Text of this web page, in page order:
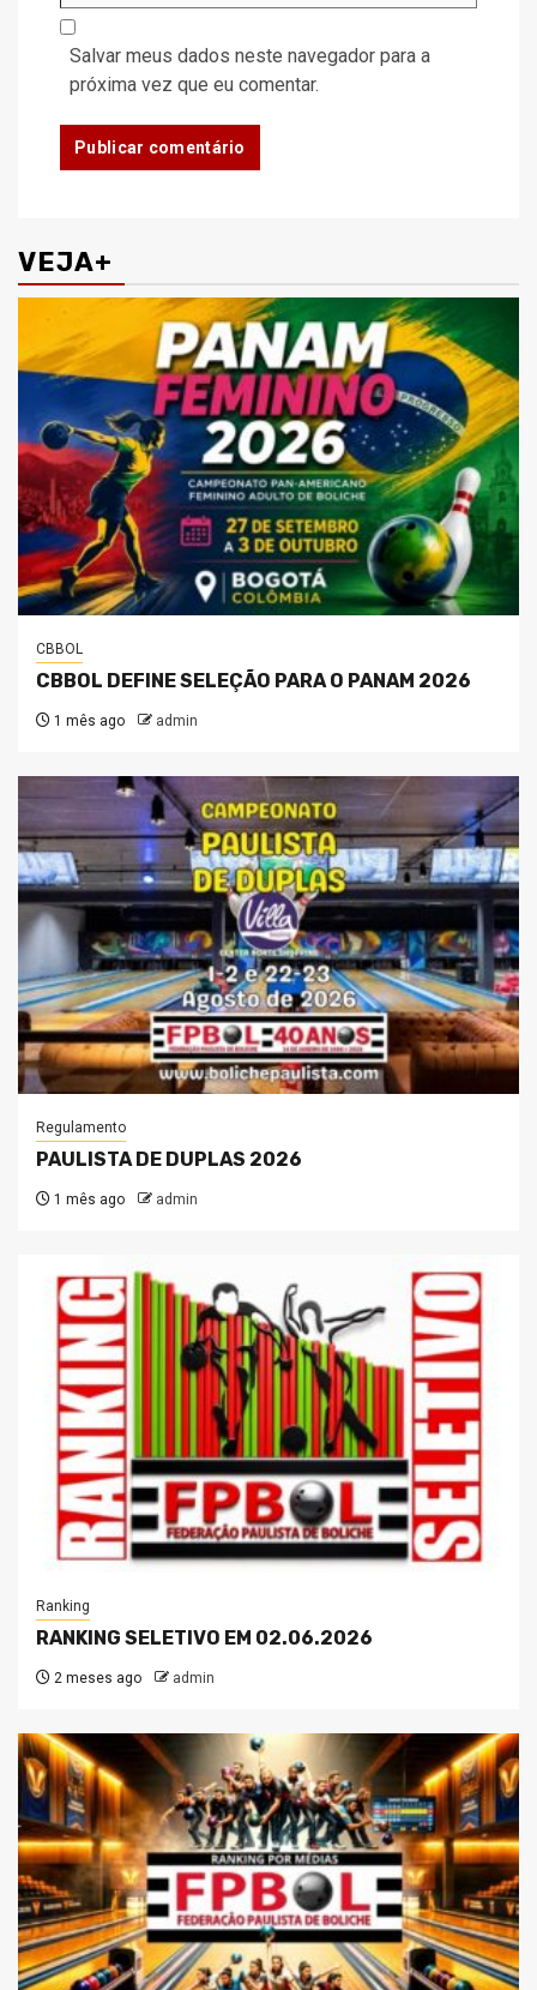
Salvar meus dados neste navegador para a
próxima vez que eu comentar.
VEJA+
CBBOL
CBBOL DEFINE SELEÇÃO PARA O PANAM 2026
1 mês ago admin
Regulamento
PAULISTA DE DUPLAS 2026
1 mês ago admin
Ranking
RANKING SELETIVO EM 02.06.2026
2 meses ago admin